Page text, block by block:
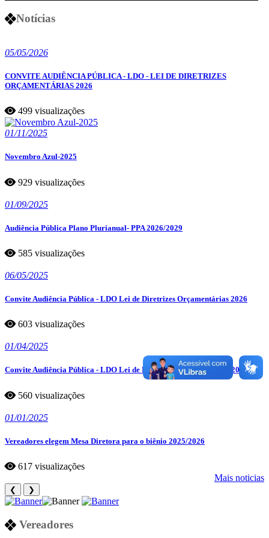
Notícias
05/05/2026
CONVITE AUDIÊNCIA PÚBLICA - LDO - LEI DE DIRETRIZES
ORÇAMENTÁRIAS 2026
499 visualizações
01/11/2025
Novembro Azul-2025
929 visualizações
01/09/2025
Audiência Pública Plano Plurianual- PPA 2026/2029
585 visualizações
06/05/2025
Convite Audiência Pública - LDO Lei de Diretrizes Orçamentárias 2026
603 visualizações
01/04/2025
Convite Audiência Pública - LDO Lei de Diretrizes Orçamentárias-2026
560 visualizações
01/01/2025
Vereadores elegem Mesa Diretora para o biênio 2025/2026
617 visualizações
Mais noticias
❮ ❯
Vereadores